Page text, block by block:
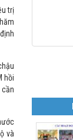
trị
hồi
và